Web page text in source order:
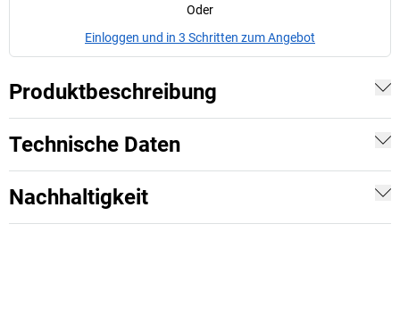
Oder
Einloggen und in 3 Schritten zum Angebot
Produktbeschreibung
Technische Daten
Nachhaltigkeit